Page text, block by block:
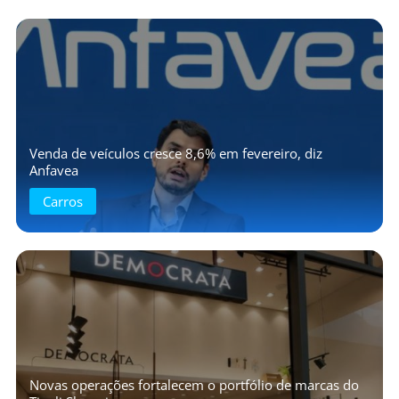
Venda de veículos cresce 8,6% em fevereiro, diz
Anfavea
Carros
Novas operações fortalecem o portfólio de marcas do